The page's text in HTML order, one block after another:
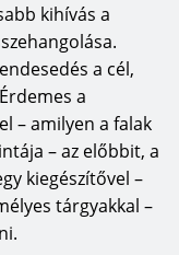
kihívás a
a cél,
a
– amilyen a falak
– az előbbit, a
kiegészítővel –
tárgyakkal –